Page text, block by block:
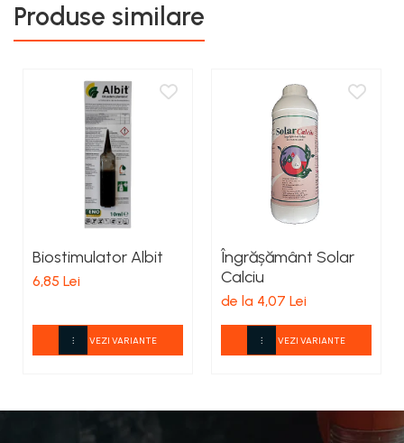
Produse similare
Biostimulator Albit
6,85 Lei
VEZI VARIANTE
Îngrășământ Solar
Calciu
de la 4,07 Lei
VEZI VARIANTE